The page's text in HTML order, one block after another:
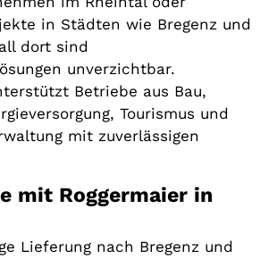
in Städten wie Bregenz und
dort sind
unverzichtbar.
Betriebe aus Bau,
Tourismus und
mit zuverlässigen
mit Roggermaier in
Lieferung nach Bregenz und